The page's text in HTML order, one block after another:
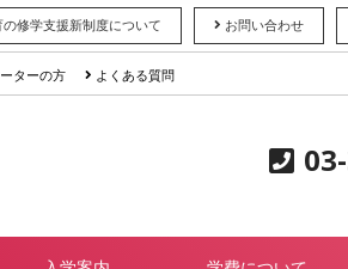
の修学支援新制度について お問い合わせ
ターの方 よくある質問